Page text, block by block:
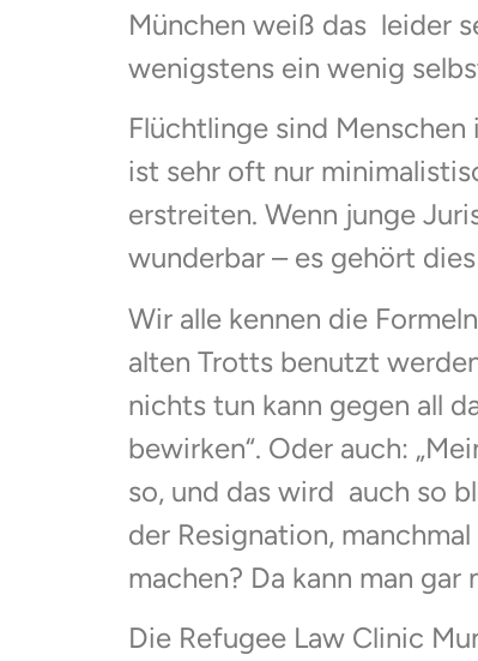
München weiß das leider
wenigstens ein wenig
Flüchtlinge sind
ist sehr oft nur
erstreiten. Wenn junge
wunderbar – es gehört
Wir alle kennen die
alten Trotts benutzt
nichts tun kann gegen all
bewirken“. Oder auch:
so, und das wird auch so
der Resignation,
machen? Da kann man gar
Die Refugee Law Clinic